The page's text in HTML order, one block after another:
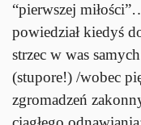
“pierwszej
powiedział kiedyś
strzec w was
(stupore!) /wobec
zgromadzeń